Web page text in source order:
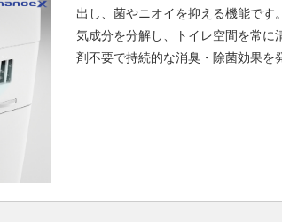
出し、菌やニオイを抑える機能です
気成分を分解し、トイレ空間を常に
剤不要で持続的な消臭・除菌効果を